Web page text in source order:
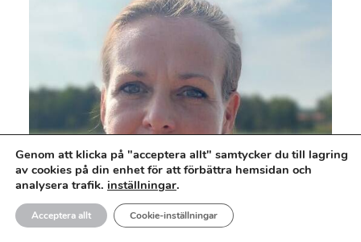
Genom att klicka på "acceptera allt" samtycker du till lagring
av cookies på din enhet för att förbättra hemsidan och
analysera trafik. inställningar.
Acceptera allt Cookie-inställningar